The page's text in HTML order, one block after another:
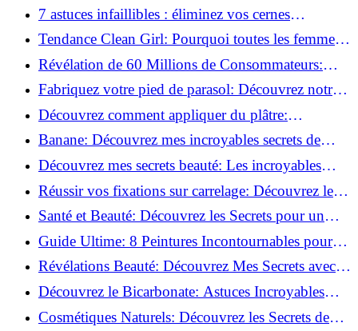
pour Chaque Matériau!
7 astuces infaillibles : éliminez vos cernes
rapidement !
Tendance Clean Girl: Pourquoi toutes les femmes
l'adoptent?
Révélation de 60 Millions de Consommateurs:
Découvrez le meilleur fond de teint pour votre
peau!
Fabriquez votre pied de parasol: Découvrez notre
tutoriel facile !
Découvrez comment appliquer du plâtre:
Techniques pour un mur intérieur parfait!
Banane: Découvrez mes incroyables secrets de
beauté!
Découvrez mes secrets beauté: Les incroyables
vertus du curcuma!
Réussir vos fixations sur carrelage: Découvrez les
astuces infaillibles !
Santé et Beauté: Découvrez les Secrets pour un
Bien-être Optimal!
Guide Ultime: 8 Peintures Incontournables pour
Bois Extérieurs!
Révélations Beauté: Découvrez Mes Secrets avec le
Thé Vert Matcha!
Découvrez le Bicarbonate: Astuces Incroyables
pour Votre Quotidien!
Cosmétiques Naturels: Découvrez les Secrets de